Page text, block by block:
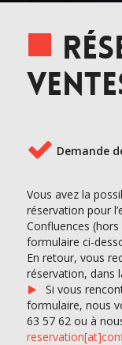
Demande
Vous avez la
réservation pour
Confluences
formulaire ci-
En retour, vous
réservation, dans
Si vous
formulaire, nous
63 57 62 ou à